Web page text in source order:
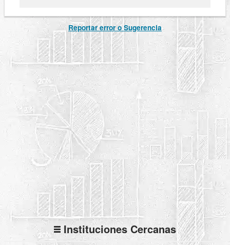
Reportar error o Sugerencia
Instituciones Cercanas